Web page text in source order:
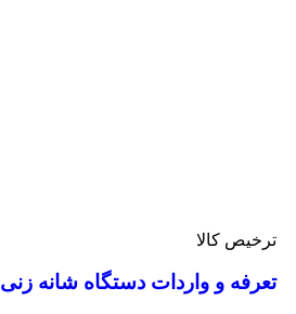
ترخیص کالا
تعرفه و واردات دستگاه شانه زنی